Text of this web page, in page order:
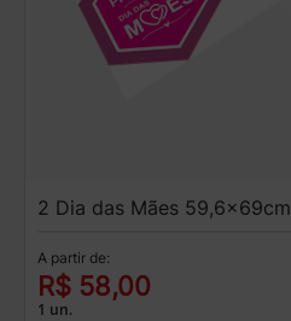
2 Dia das Mães 59,6x69cm
A partir de:
R$ 58,00
1 un.